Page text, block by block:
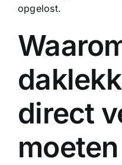
opgelost.
direct